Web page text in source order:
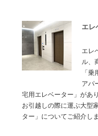
エレ
エレ
ル、
「
アパ
宅用エレベーター」があ
お引越しの際に運ぶ大型
ター」についてご紹介し